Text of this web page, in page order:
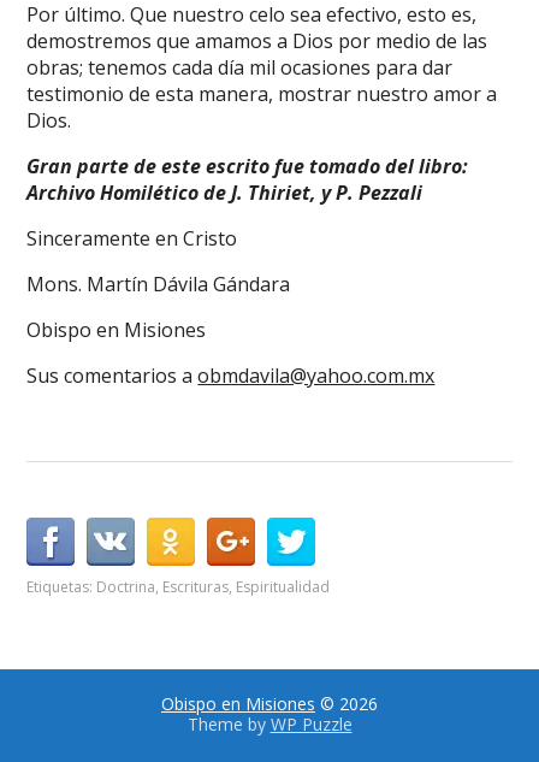
Por último. Que nuestro celo sea efectivo, esto es,
demostremos que amamos a Dios por medio de las
obras; tenemos cada día mil ocasiones para dar
testimonio de esta manera, mostrar nuestro amor a
Dios.
Gran parte de este escrito fue tomado del libro:
Archivo Homilético de J. Thiriet, y P. Pezzali
Sinceramente en Cristo
Mons. Martín Dávila Gándara
Obispo en Misiones
Sus comentarios aobmdavila@yahoo.com.mx
Etiquetas: Doctrina, Escrituras, Espiritualidad
Obispo en Misiones © 2026
Theme by WP Puzzle